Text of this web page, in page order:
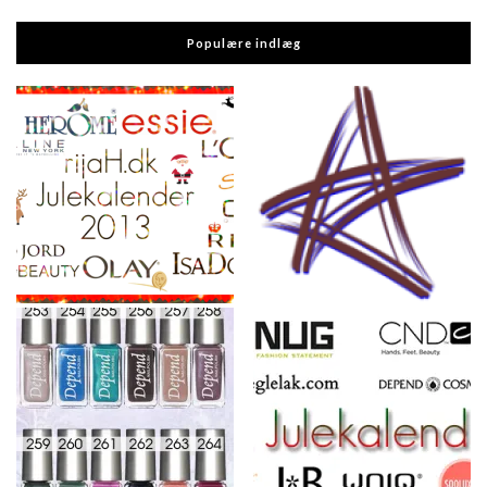
Populære indlæg